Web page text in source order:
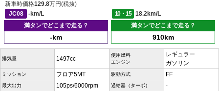
新車時価格129.8万円(税抜)
JC08
-km/L 10・15
18.2km/L
満タンでどこまで走る？
-km
満タンでどこまで走る？
910km
排気量 1497cc
使用燃料
エンジン
レギュラー
ガソリン
ミッション フロア5MT 駆動方式 FF
最大出力 105ps/6000rpm 過給器（ターボ） -